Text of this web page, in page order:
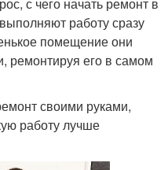
работу сразу
помещение они
ремонтируя его в самом
своими руками,
работу лучше